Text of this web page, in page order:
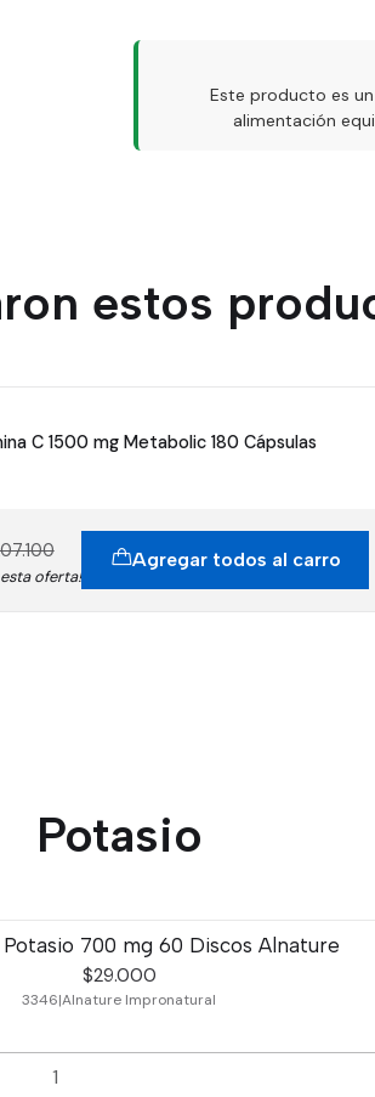
Este producto es
alimentación
estos
C 1500 mg Metabolic 180 Cápsulas
esta oferta!
Agregar todos al carro
Potasio
700 mg 60 Discos Alnature
$29.000
3346|Alnature Impronatural